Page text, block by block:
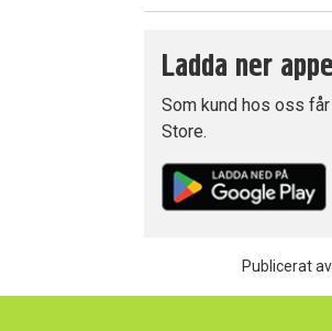
Ladda ner
Som kund hos oss
Store.
Publicerat